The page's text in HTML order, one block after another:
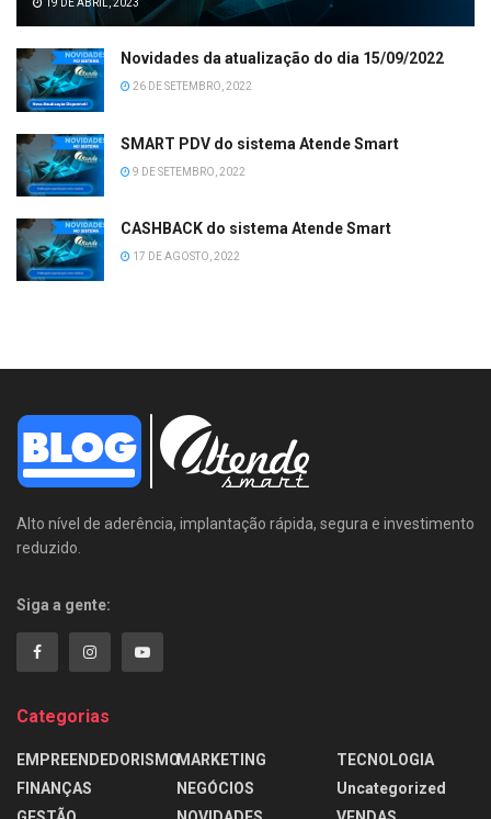
19 DE ABRIL, 2023
Novidades da atualização do dia 15/09/2022
26 DE SETEMBRO, 2022
SMART PDV do sistema Atende Smart
9 DE SETEMBRO, 2022
CASHBACK do sistema Atende Smart
17 DE AGOSTO, 2022
Alto nível de aderência, implantação rápida, segura e investimento
reduzido.
Siga a gente:
Categorias
EMPREENDEDORISMO
FINANÇAS
MARKETING
NEGÓCIOS
TECNOLOGIA
Uncategorized